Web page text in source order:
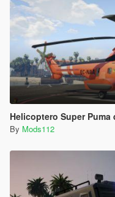
Helicoptero Super
By Mods112